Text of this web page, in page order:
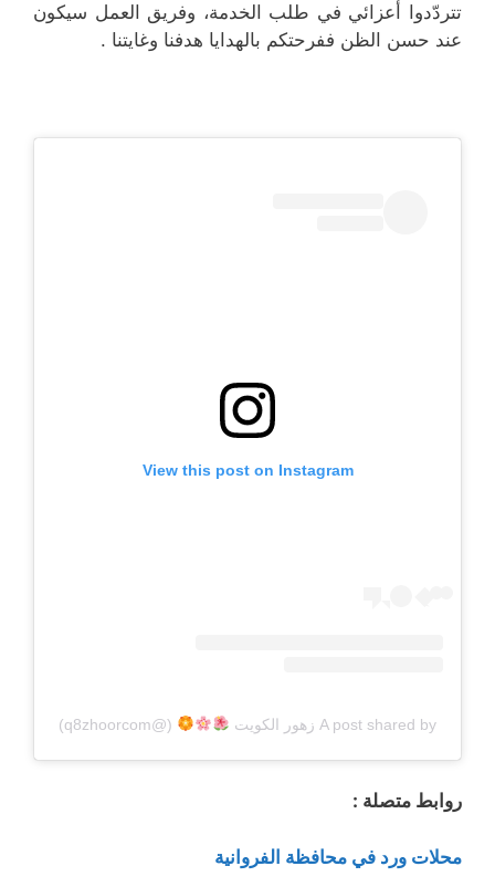
تتردّدوا أعزائي في طلب الخدمة، وفريق العمل سيكون
عند حسن الظن ففرحتكم بالهدايا هدفنا وغايتنا .
View this post on Instagram
A post shared by زهور الكويت ⁩ (@q8zhoorcom)
روابط متصلة :
محلات ورد في محافظة الفروانية